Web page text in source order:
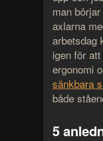
man
axlarna
arbetsdag
igen för
ergonomi
sänkbara
både
5